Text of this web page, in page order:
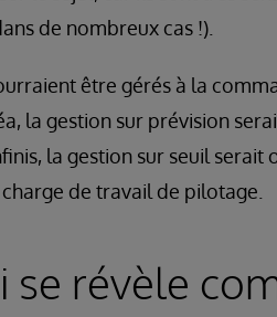
de nombreux cas !).
être gérés à la
la gestion sur prévision
la gestion sur seuil serait
de travail de pilotage.
révèle